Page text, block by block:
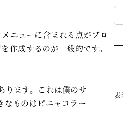
ニューに含まれる点がブロ
作成するのが一般的です。
ります。これは僕のサ
なものはピニャコラー
表